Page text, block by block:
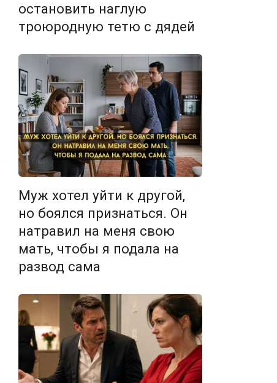
остановить наглую
троюродную тетю с дядей
Муж хотел уйти к другой,
но боялся признаться. Он
натравил на меня свою
мать, чтобы я подала на
развод сама